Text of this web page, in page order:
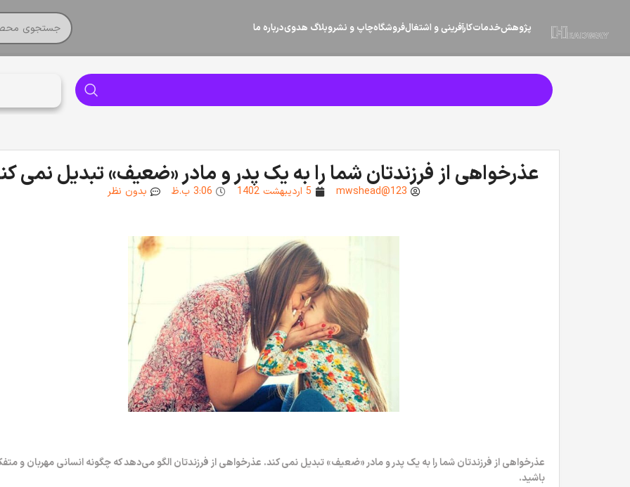
پژوهشخدماتکارآفرینی و اشتغالفروشگاهچاپ و نشروبلاگ هدویدرباره ما
عذرخواهی از فرزندتان شما را به یک پدر و مادر «ضعیف» تبدیل نمی
mwshead@123 5 اردیبهشت 1402 3:06 ب.ظ بدون نظر
عذرخواهی از فرزندتان شما را به یک پدر و مادر «ضعیف» تبدیل نمی کند. عذرخواهی از فرزندتان الگو می‌دهد که چگونه انسانی مهربان و
باشید.